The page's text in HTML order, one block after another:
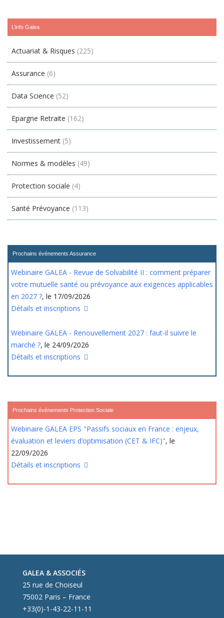
L’info Galea
Actuariat & Risques (225)
Assurance (6)
Data Science (52)
Epargne Retraite (162)
Investissement (5)
Normes & modèles (49)
Protection sociale (4)
Santé Prévoyance (113)
Prochains événements Assurance
Webinaire GALEA - Revue de Solvabilité II : comment préparer
votre mutuelle santé ou prévoyance aux exigences applicables
en 2027 ?, le 17/09/2026
Détails et inscriptions
Webinaire GALEA - Renouvellement 2027 : faut-il suivre le
marché ?, le 24/09/2026
Détails et inscriptions
Prochains événements Protection Sociale
Webinaire GALEA EPS "Passifs sociaux en France : enjeux,
évaluation et leviers d’optimisation (CET & IFC)", le
22/09/2026
Détails et inscriptions
GALEA & ASSOCIÉS
25 rue de Choiseul
75002 Paris – France
+33(0)-1-43-22-11-11